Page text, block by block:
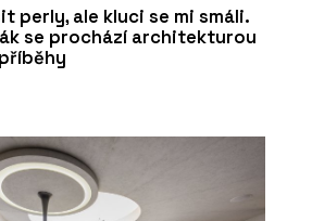
perly, ale kluci se mi smáli.
se prochází architekturou